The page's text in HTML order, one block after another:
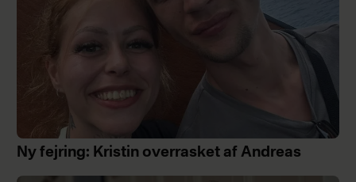
Ny fejring: Kristin overrasket af Andreas